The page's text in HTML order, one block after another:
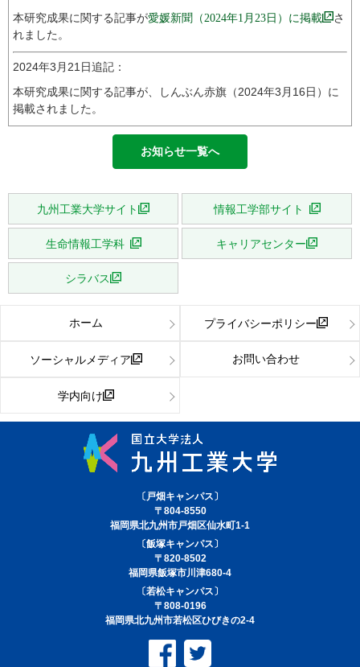
本研究成果に関する記事が愛媛新聞（2024年1月23日）に掲載
さ
れました。
2024年3月21日追記：
本研究成果に関する記事が、しんぶん赤旗（2024年3月16日）に
掲載されました。
お知らせ一覧へ
九州工業大学サイト 情報工学部サイト
生命情報工学科 キャリアセンター
シラバス
ホーム プライバシーポリシー
ソーシャルメディア お問い合わせ
学内向け
〔戸畑キャンパス〕
〒804-8550
福岡県北九州市戸畑区仙水町1-1
〔飯塚キャンパス〕
〒820-8502
福岡県飯塚市川津680-4
〔若松キャンパス〕
〒808-0196
福岡県北九州市若松区ひびきの2-4